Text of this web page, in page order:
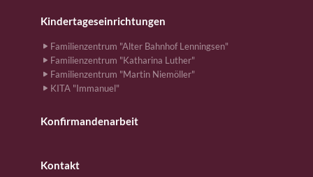
Kindertageseinrichtungen
Familienzentrum "Alter Bahnhof Lenningsen"
Familienzentrum "Katharina Luther"
Familienzentrum "Martin Niemöller"
KITA "Immanuel"
Konfirmandenarbeit
Kontakt